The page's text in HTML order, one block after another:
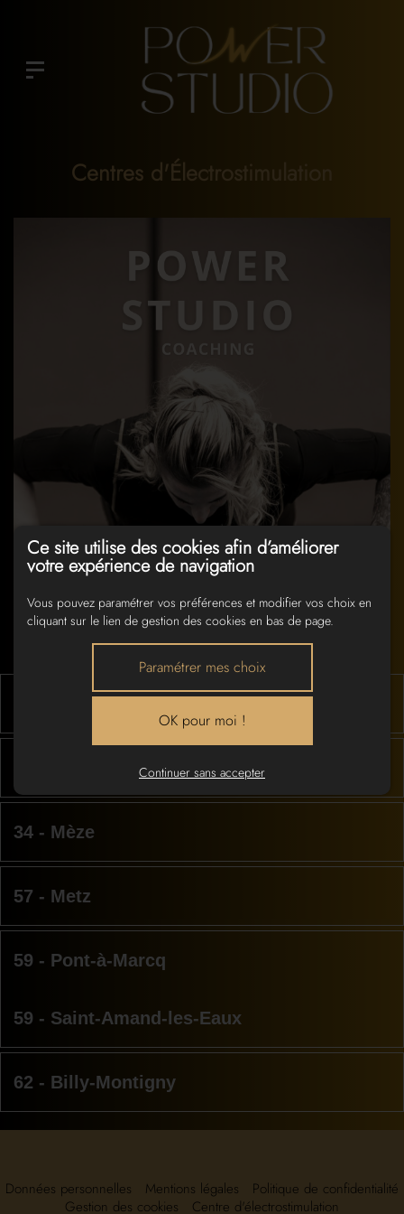
Centres d'Électrostimulation
34 - Mèze
57 - Metz
59 - Pont-à-Marcq
59 - Saint-Amand-les-Eaux
62 - Billy-Montigny
Données personnelles Mentions légales
Politique de confidentialité
Gestion des cookies
Centre d'électrostimulation
Ce site utilise des cookies afin d’améliorer
votre expérience de navigation
Vous pouvez paramétrer vos préférences et modifier vos choix en
cliquant sur le lien de gestion des cookies en bas de page.
Paramétrer mes choix
OK pour moi !
Continuer sans accepter